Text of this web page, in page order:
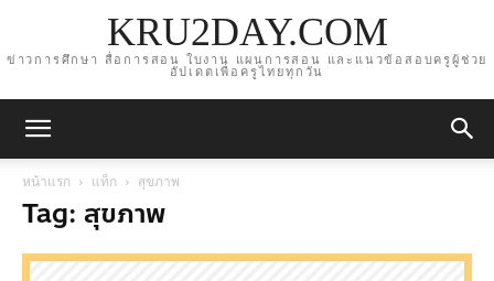
KRU2DAY.COM
ข่าวการศึกษา สื่อการสอน ใบงาน แผนการสอน และแนวข้อสอบครูผู้ช่วย
อัปเดตเพื่อครูไทยทุกวัน
หน้าแรก แท็ก สุขภาพ
Tag: สุขภาพ